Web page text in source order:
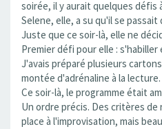
soirée, il y aurait quelques défis
Selene, elle, a su qu'il se passait
Juste que ce soir-là, elle ne
Premier défi pour elle :
J'avais préparé plusieurs
montée d'adrénaline à la lecture.
Ce soir-là, le programme était
Un ordre précis. Des critères
place à l'improvisation, mais